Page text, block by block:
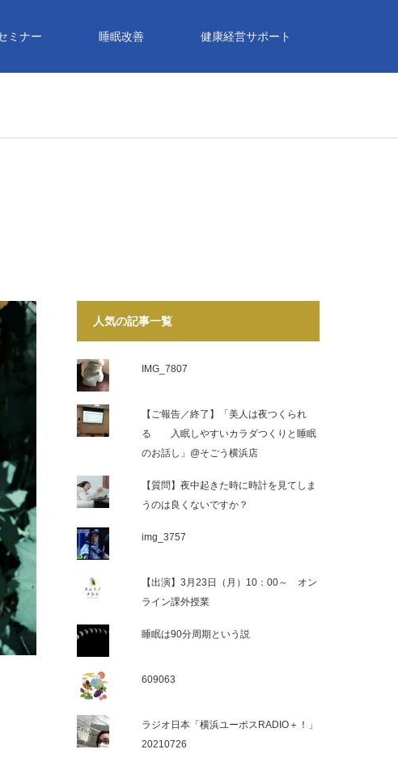
ミナー 睡眠改善 健康経営サポート
人気の記事一覧
IMG_7807
【ご報告／終了】「美人は夜つくられ
る 入眠しやすいカラダつくりと睡眠
のお話し」@そごう横浜店
【質問】夜中起きた時に時計を見てしま
うのは良くないですか？
img_3757
【出演】3月23日（月）10：00～ オン
ライン課外授業
睡眠は90分周期という説
609063
ラジオ日本「横浜ユーポスRADIO＋！」
20210726